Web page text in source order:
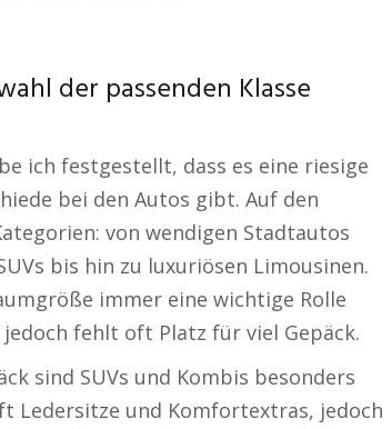
der passenden Klasse
ich festgestellt, dass es eine riesige
bei den Autos gibt. Auf den
von wendigen Stadtautos
bis hin zu luxuriösen Limousinen.
immer eine wichtige Rolle
fehlt oft Platz für viel Gepäck.
sind SUVs und Kombis besonders
Ledersitze und Komfortextras, jedoch